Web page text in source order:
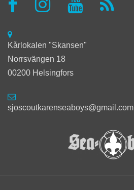
Kårlokalen "Skansen"
Norrsvängen 18
00200 Helsingfors
sjoscoutkarenseaboys@gmail.com